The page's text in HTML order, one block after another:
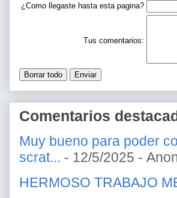
¿Como llegaste hasta esta pagina?
Tus comentarios:
Comentarios
Muy bueno para poder
scrat... - 12/5/2025 -
HERMOSO TRABAJO